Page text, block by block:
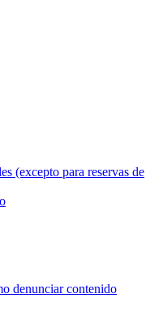
(excepto para reservas de
denunciar contenido